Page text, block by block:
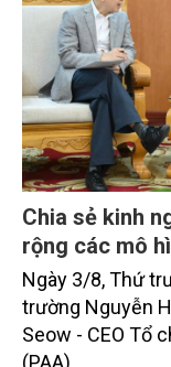
Chia sẻ kinh
rộng các mô
Ngày 3/8, Thứ
trường Nguyễn